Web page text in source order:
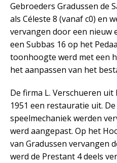
Gebroeders Gradussen de
als Céleste 8 (vanaf c0) en
vervangen door een nieuw
een Subbas 16 op het
toonhoogte werd met een
het aanpassen van het
De firma L. Verschueren
1951 een restauratie uit.
speelmechaniek werden
werd aangepast. Op het
van Gradussen vervangen
werd de Prestant 4 deels